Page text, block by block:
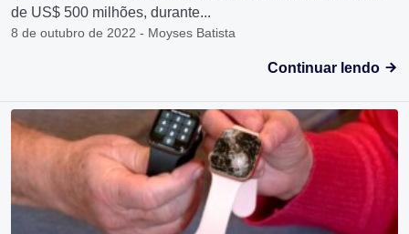
de US$ 500 milhões, durante...
8 de outubro de 2022 - Moyses Batista
Continuar lendo